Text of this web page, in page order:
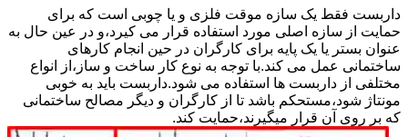
داربست فقط یک سازه موقت فلزی و یا چوبی است که برای
حمایت از سازه اصلی مورد استفاده قرار می کیرد،و در عین حال به
عنوان بستر یا یک پایه برای کارگران در حین انجام کارهای
ساختمانی عمل می کند.با توجه به نوع کار ساخت و ساز،از انواع
مختلفی از داربست ها استفاده می شود.داربست باید به خوبی
مونتاژ شود،مستحکم باشد تا از کارگران و دیگر مصالح ساختمانی
که بر روی آن قرار میگیرند،حمایت کند.